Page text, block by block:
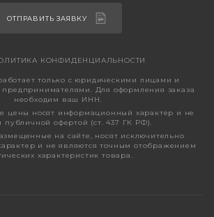
ОТПРАВИТЬ ЗАЯВКУ
КОНФИДЕНЦИАЛЬНОСТИ
только с юридическими лицами и
Для оформления заказа
необходим ваш ИНН.
цены носят информационный характер и не
публичной офертой (ст. 437 ГК РФ).
на сайте, носят исключительно
и не являются точным отображением
характеристик товара.